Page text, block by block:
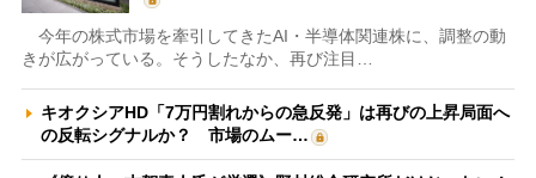
今年の株式市場を牽引してきたAI・半導体関連株に、調整の動
きが広がっている。そうしたなか、再び注目…
キオクシアHD「7万円割れからの急反発」は再びの上昇局面へ
の反転シグナルか？ 市場のムー…